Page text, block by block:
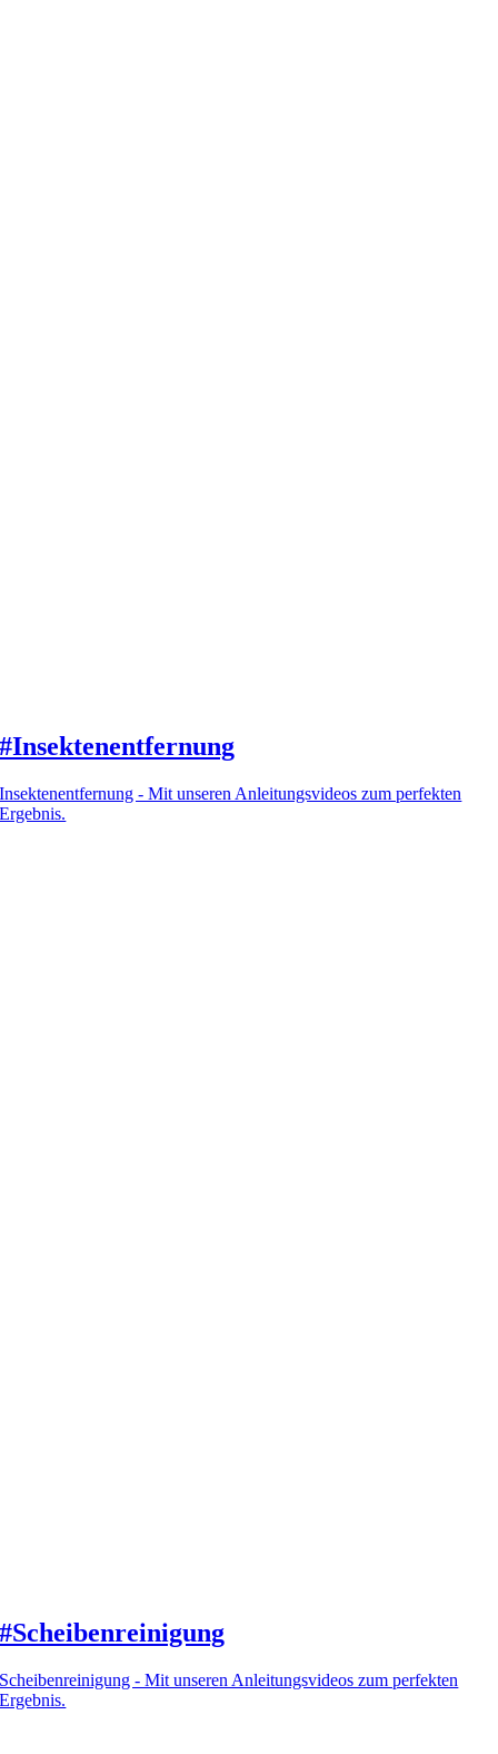
#Insektenentfernung
Insektenentfernung - Mit unseren Anleitungsvideos zum perfekten
Ergebnis.
#Scheibenreinigung
Scheibenreinigung - Mit unseren Anleitungsvideos zum perfekten
Ergebnis.